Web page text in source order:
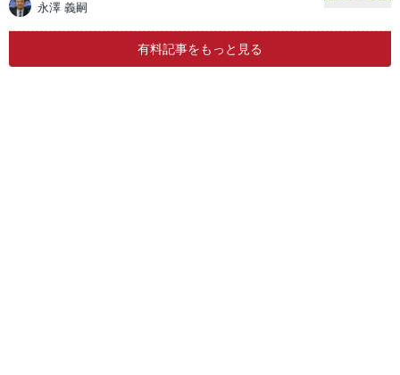
永澤 義嗣
有料記事をもっと見る